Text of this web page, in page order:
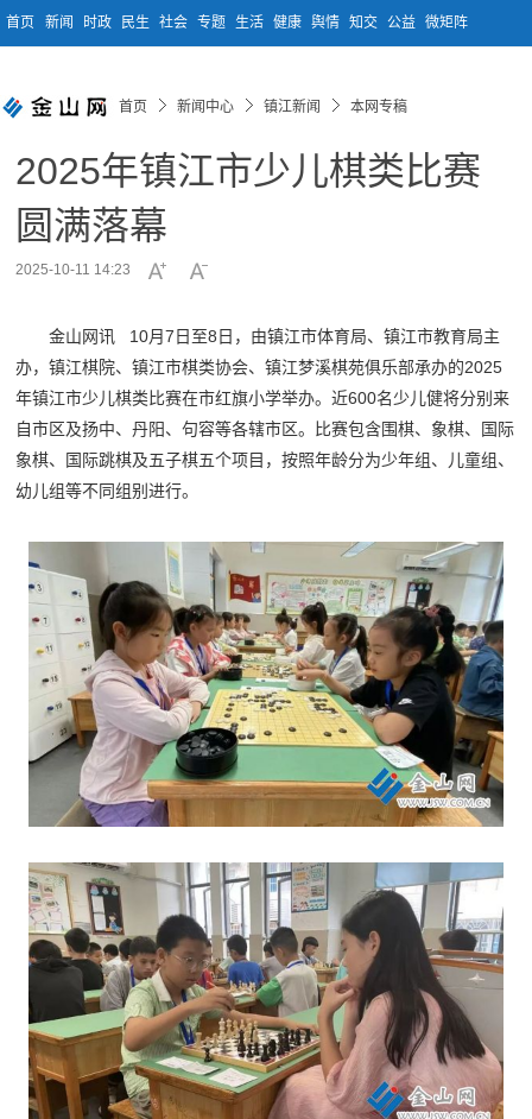
首页 新闻 时政 民生 社会 专题 生活 健康 舆情 知交 公益 微矩阵
首页 新闻中心 镇江新闻 本网专稿
2025年镇江市少儿棋类比赛
圆满落幕
2025-10-11 14:23
金山网讯 10月7日至8日，由镇江市体育局、镇江市教育局主
办，镇江棋院、镇江市棋类协会、镇江梦溪棋苑俱乐部承办的2025
年镇江市少儿棋类比赛在市红旗小学举办。近600名少儿健将分别来
自市区及扬中、丹阳、句容等各辖市区。比赛包含围棋、象棋、国际
象棋、国际跳棋及五子棋五个项目，按照年龄分为少年组、儿童组、
幼儿组等不同组别进行。